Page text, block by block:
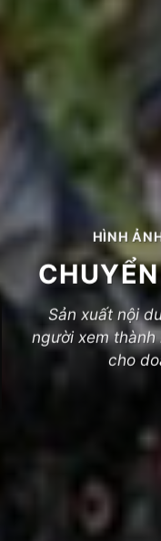
HÌNH
Sản xuất nội
người xem
cho